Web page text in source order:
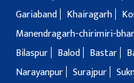
Gariaband
Khairagarh
Manendragarh-chirimiri-
Bilaspur
Balod Bastar
Narayanpur Surajpur